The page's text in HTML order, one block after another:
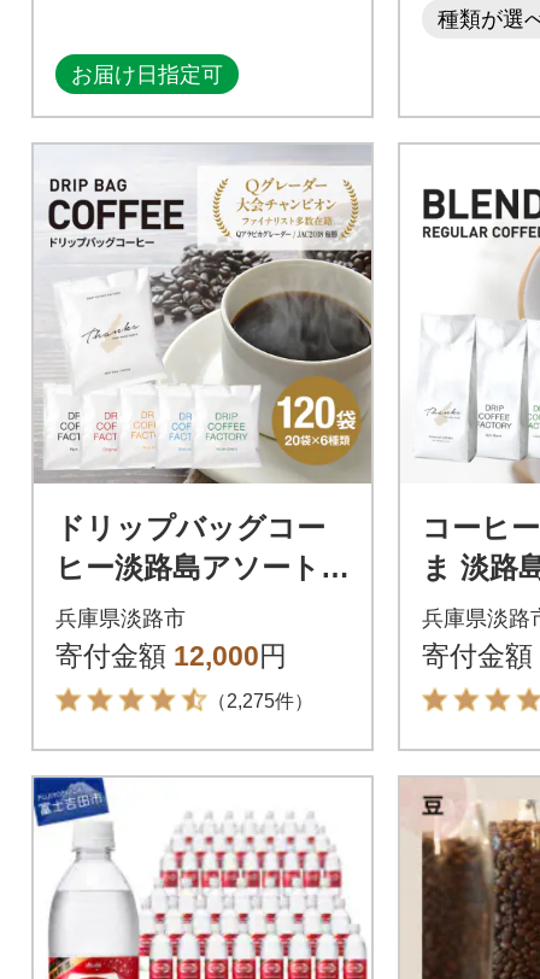
お届け日指定可
種類が選
ドリップバッグコー
ヒー淡路島アソート
セット6種 120袋 飲
み比べ ドリップバ
ッグ at14601
兵庫県淡路市
寄付金額 12,000円
（2,275件）
コーヒ
ま 淡路
ット 3
4袋)
兵庫県淡路
寄付金額